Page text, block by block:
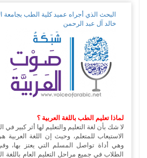
البحث الذي أجراه عميد كلية الطب بجامعة
خالد آل عبد الرحمن
لماذا تعليم الطب باللغة العربية ؟
لا شك بأن لغة التعليم والتعليم لها أثر كبير
الاستيعاب للمتعلم، وحيث إن اللغة العربية
وهي أداة تواصل المسلم التي يعتز بها، وفي
الطلاب في جميع مراحل التعليم العام باللغة